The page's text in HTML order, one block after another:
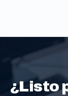
¿Listo